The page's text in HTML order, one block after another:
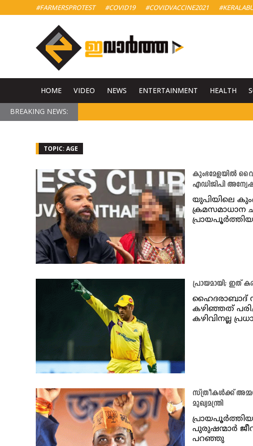
#FARMERSPROTEST #COVID19 #COVIDVACCINE2021
HOME VIDEO NEWS ENTERTAINMENT HEALTH
BREAKING NEWS:
TOPIC: AGE
കുംഭമേളയില്‍
എഡിജിപി
യുപിയിലെ
ക്രമസമാധാന
പ്രായമായി; ഇത്
ഹൈദരാബാദ്
കഴിഞ്ഞത്
കഴിവിനല്ല
സ്ത്രീകൾക്ക്
മുഖ്യമന്ത്രി
പുരുഷന്മാർ
പറഞ്ഞു